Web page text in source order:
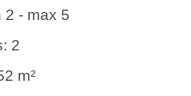
2 - max 5
2
m²